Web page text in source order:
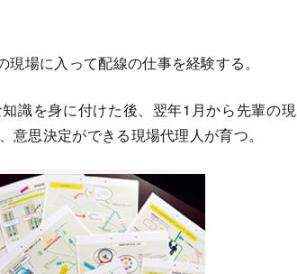
場に入って配線の仕事を経験する。
識を身に付けた後、翌年1月から先輩の現
意思決定ができる現場代理人が育つ。